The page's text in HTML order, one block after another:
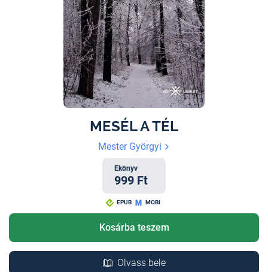
MESÉL A TÉL
Mester Györgyi
Ekönyv
999 Ft
EPUB MOBI
Kosárba teszem
Olvass bele